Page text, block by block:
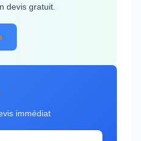
devis gratuit.
immédiat